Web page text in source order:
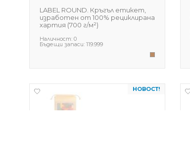
LABEL ROUND. Кръгъл етикет,
изработен от 100% рециклирана
хартия (700 г/м²)
Наличност: 0
Бъдещи запаси: 119.999
НОВОСТ!